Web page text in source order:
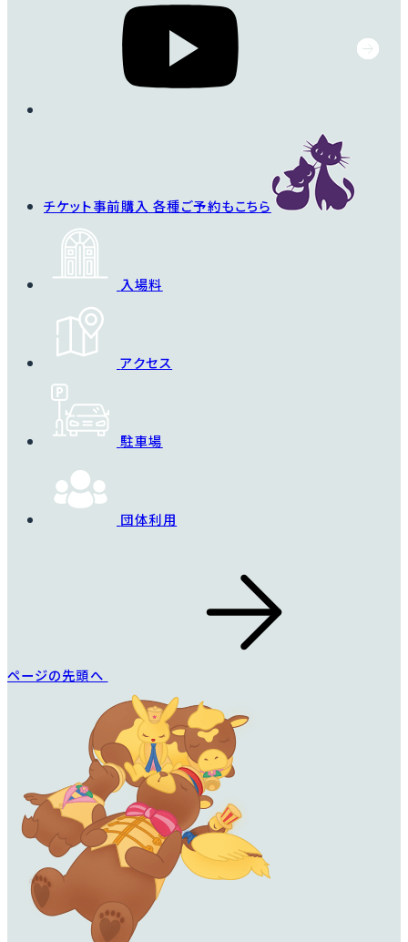
チケット事前購入 各種ご予約もこちら
入場料
アクセス
駐車場
団体利用
ページの先頭へ